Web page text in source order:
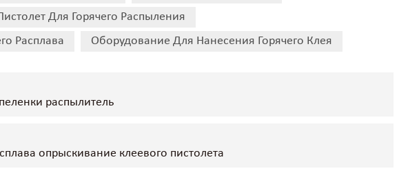
Для Горячего Распыления
Расплава
Оборудование Для Нанесения Горячего Клея
распылитель
опрыскивание клеевого пистолета